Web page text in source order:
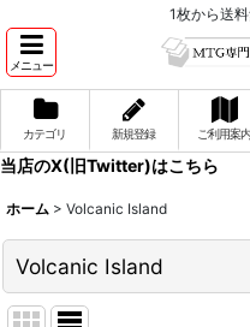
1枚から送
メニュー
カテゴリ 新規登録 ご利用案内
当店のX(旧Twitter)はこちら
ホーム > Volcanic Island
Volcanic Island